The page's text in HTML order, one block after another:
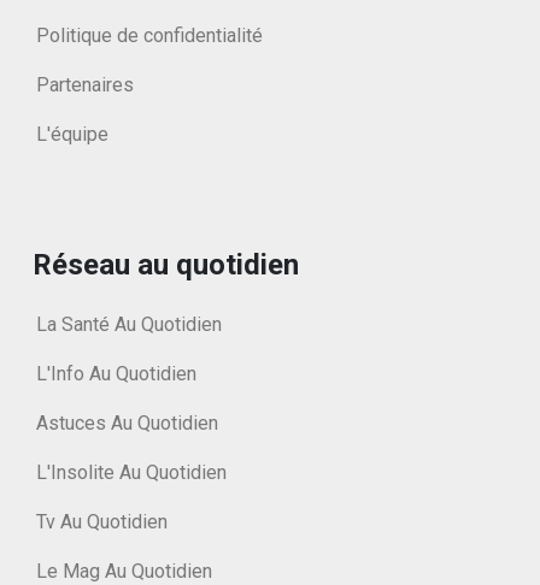
Politique de confidentialité
Partenaires
L'équipe
Réseau au quotidien
La Santé Au Quotidien
L'Info Au Quotidien
Astuces Au Quotidien
L'Insolite Au Quotidien
Tv Au Quotidien
Le Mag Au Quotidien